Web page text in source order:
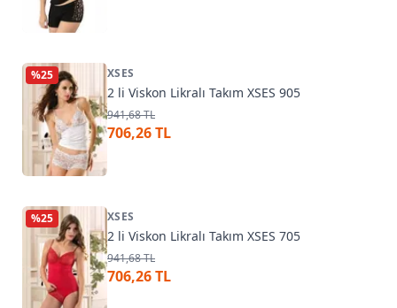
%25 XSES
2 li Viskon Likralı Takım XSES 905
941,68 TL
706,26 TL
%25 XSES
2 li Viskon Likralı Takım XSES 705
941,68 TL
706,26 TL